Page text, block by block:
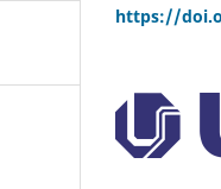
https://